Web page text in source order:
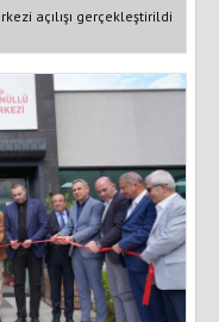
açılışı gerçekleştirildi